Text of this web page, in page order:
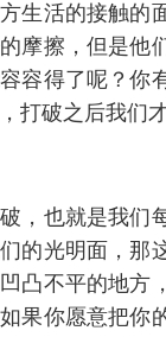
生活的接触的
摩擦，但是他
容得了呢？你
打破之后我们
，也就是我们
的光明面，那
凸不平的地方
果你愿意把你